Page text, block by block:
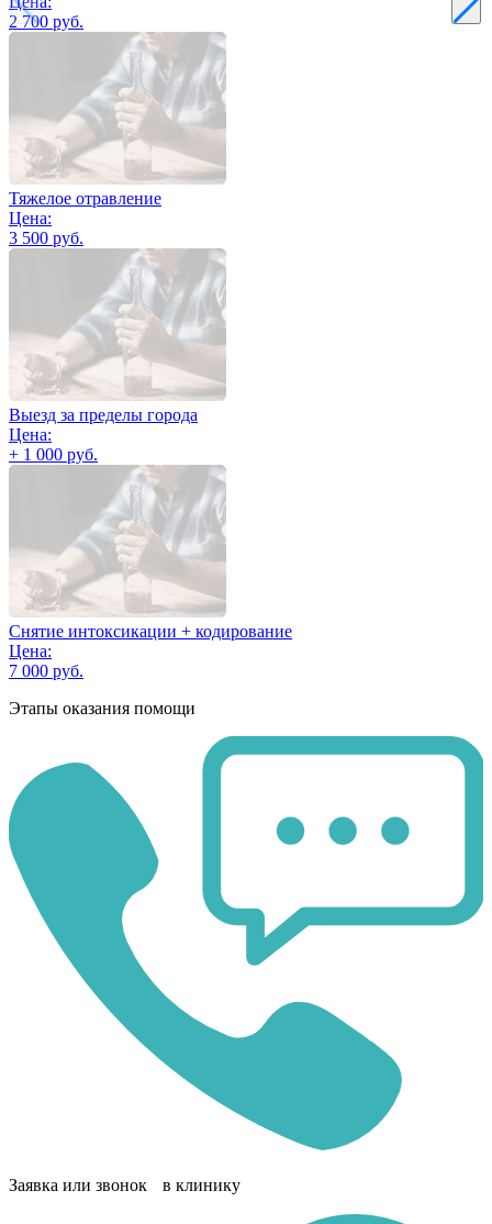
2 700 руб.
Тяжелое отравление
Цена:
3 500 руб.
Выезд за пределы города
Цена:
+ 1 000 руб.
Снятие интоксикации + кодирование
Цена:
7 000 руб.
Этапы оказания помощи
Заявка или звонок в клинику